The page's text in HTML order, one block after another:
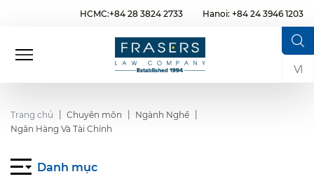
HCMC:+84 28 3824 2733 Hanoi: +84 24 3946 1203
VI
Trang chủ Chuyên môn
Ngành Nghề
Ngân Hàng Và Tài Chính
Danh mục